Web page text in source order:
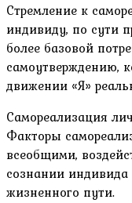
Стремление к
индивиду, по сути
более базовой
самоутверждению,
движении «Я»
Самореализация
Факторы
всеобщими,
сознании индивида
жизненного пути.